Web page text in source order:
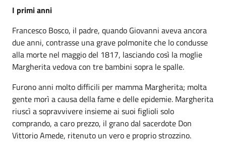
I primi anni
Francesco Bosco, il padre, quando Giovanni aveva ancora
due anni, contrasse una grave polmonite che lo condusse
alla morte nel maggio del 1817, lasciando così la moglie
Margherita vedova con tre bambini sopra le spalle.
Furono anni molto difficili per mamma Margherita; molta
gente morì a causa della fame e delle epidemie. Margherita
riuscì a sopravvivere insieme ai suoi figlioli solo
comprando, a caro prezzo, il grano dal sacerdote Don
Vittorio Amede, ritenuto un vero e proprio strozzino.